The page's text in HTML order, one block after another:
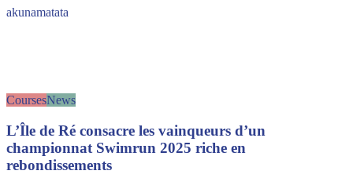
akunamatata
CoursesNews
L’Île de Ré consacre les vainqueurs d’un
championnat Swimrun 2025 riche en
rebondissements